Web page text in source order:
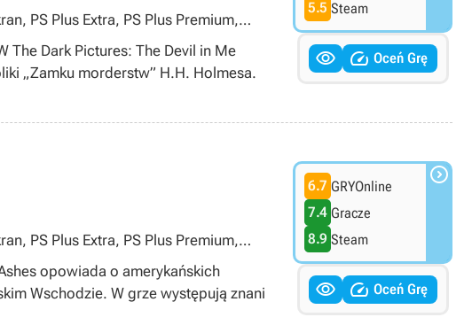
PS Plus Extra, PS Plus Premium,
The Dark Pictures: The Devil in Me
„Zamku morderstw” H.H. Holmesa.
5.5 Steam
  Oceń Grę
PS Plus Extra, PS Plus Premium,
opowiada o amerykańskich
Wschodzie. W grze występują znani
6.7 GRYOnline
7.4 Gracze
8.9 Steam

  Oceń Grę